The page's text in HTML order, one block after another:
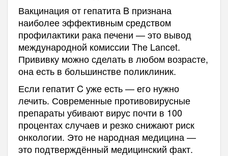
Вакцинация от гепатита B признана
наиболее эффективным средством
профилактики рака печени — это вывод
международной комиссии The Lancet.
Прививку можно сделать в любом возрасте,
она есть в большинстве поликлиник.
Если гепатит C уже есть — его нужно
лечить. Современные противовирусные
препараты убивают вирус почти в 100
процентах случаев и резко снижают риск
онкологии. Это не народная медицина —
это подтверждённый медицинский факт.